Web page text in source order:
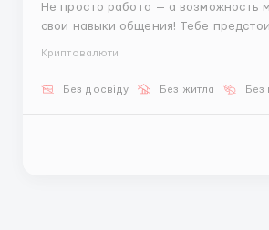
Не просто работа — а возможность
свои навыки общения! Тебе
переписку с клиентами 📅
600$ + % 📚 Обучение с нуля
Криптовалюти
Без досвіду Без житла Без